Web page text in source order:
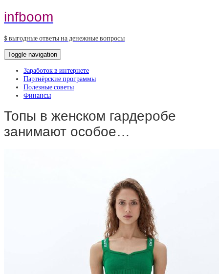
infboom
$ выгодные ответы на денежные вопросы
Toggle navigation
Заработок в интернете
Партнёрские программы
Полезные советы
Финансы
Топы в женском гардеробе
занимают особое…